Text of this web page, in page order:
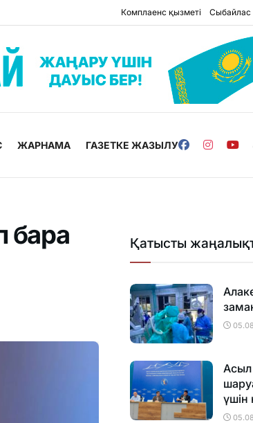
Комплаенс қызметі Сыбайлас
ЖАРНАМА ГАЗЕТКЕ ЖАЗЫЛУ
бара
Қатысты
үшін